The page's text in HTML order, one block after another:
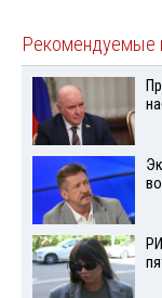
Рекомендуемые